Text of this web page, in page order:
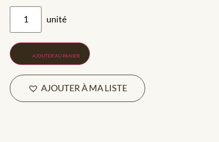
AJOUTER AU PANIER
AJOUTER À MA LISTE